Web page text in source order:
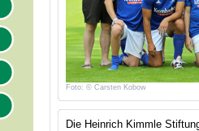
Foto: © Carsten Kobow
Die Heinrich Kimmle